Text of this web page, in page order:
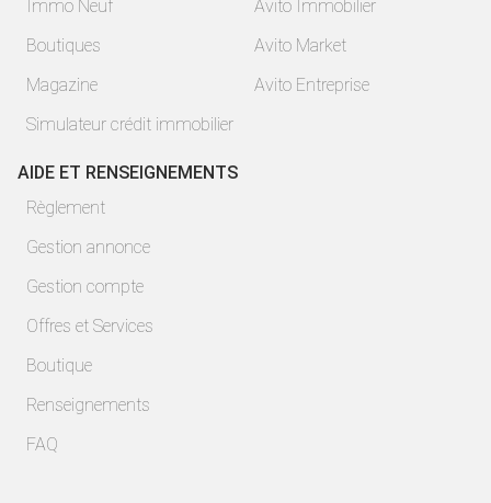
Immo Neuf
Boutiques
Magazine
Simulateur crédit immobilier
Avito Immobilier
Avito Market
Avito Entreprise
AIDE ET RENSEIGNEMENTS
Règlement
Gestion annonce
Gestion compte
Offres et Services
Boutique
Renseignements
FAQ